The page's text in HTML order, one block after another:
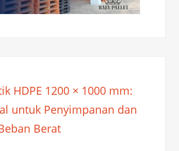
HDPE 1200 × 1000 mm:
untuk Penyimpanan dan
Berat